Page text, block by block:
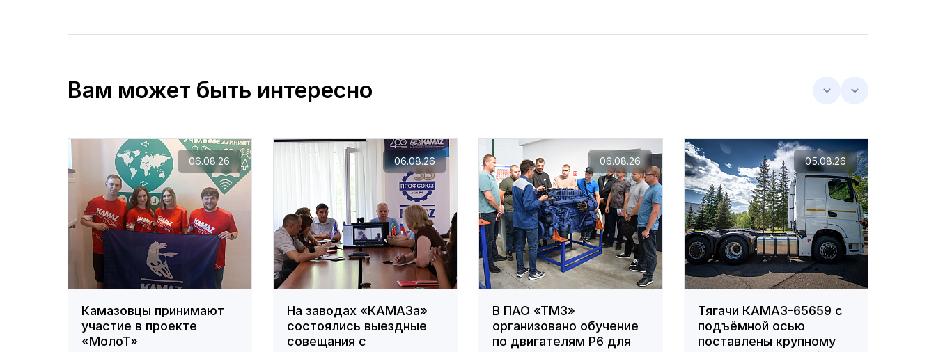
Вам может быть интересно
Камазовцы принимают
участие в проекте
«МолоТ»
06.08.26
На заводах «КАМАЗа»
состоялись выездные
совещания с
06.08.26
В ПАО «ТМЗ»
организовано обучение
по двигателям Р6 для
06.08.26
Тягачи КАМАЗ-65659 с
подъёмной осью
поставлены крупному
05.08.26